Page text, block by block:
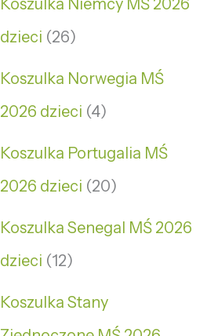
Koszulka Niemcy MŚ 2026
dzieci 26
Koszulka Norwegia MŚ
2026 dzieci 4
Koszulka Portugalia MŚ
2026 dzieci 20
Koszulka Senegal MŚ 2026
dzieci 12
Koszulka Stany